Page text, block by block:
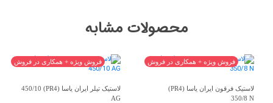
محصولات مشابه
لاستیک فرقون ایران یاسا (PR4)
350/8 N
فروش ویژه + همکاری در فروش
لاستیک تیلر ایران یاسا (PR4) 450/10
AG
فروش ویژه + همکاری در فروش